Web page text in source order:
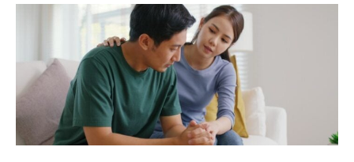
e
receitas